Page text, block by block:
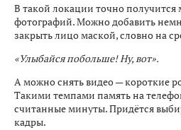
В такой локации точно
фотографий. Можно добавить
закрыть лицо маской, словно на
«Улыбайся побольше! Ну, вот».
А можно снять видео — короткие
Такими темпами память на
считанные минуты. Придётся
кадры.